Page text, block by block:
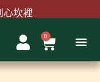
心坎裡
現折100元
0
購
物
籃